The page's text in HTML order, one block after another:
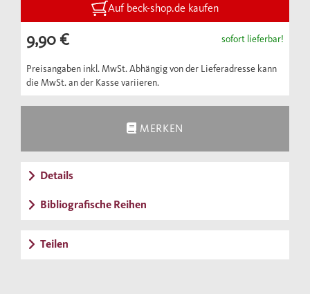
Auf beck-shop.de kaufen
9,90 € sofort lieferbar!
Preisangaben inkl. MwSt. Abhängig von der Lieferadresse kann
die MwSt. an der Kasse variieren.
MERKEN
Details
Bibliografische Reihen
Teilen